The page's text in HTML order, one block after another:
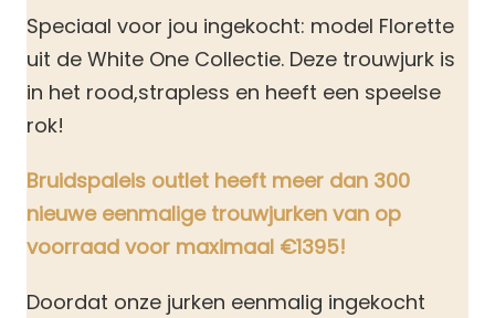
Speciaal voor jou ingekocht: model Florette
uit de White One Collectie. Deze trouwjurk is
in het rood,strapless en heeft een speelse
rok!
Bruidspaleis outlet heeft meer dan 300
nieuwe eenmalige trouwjurken van op
voorraad voor maximaal €1395!
Doordat onze jurken eenmalig ingekocht